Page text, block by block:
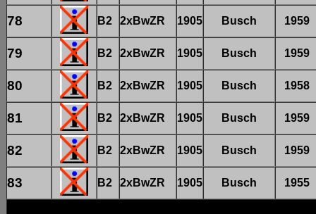
78 B2 2xBwZR 1905 Busch 1959
79 B2 2xBwZR 1905 Busch 1959
80 B2 2xBwZR 1905 Busch 1958
81 B2 2xBwZR 1905 Busch 1959
82 B2 2xBwZR 1905 Busch 1959
83 B2 2xBwZR 1905 Busch 1955